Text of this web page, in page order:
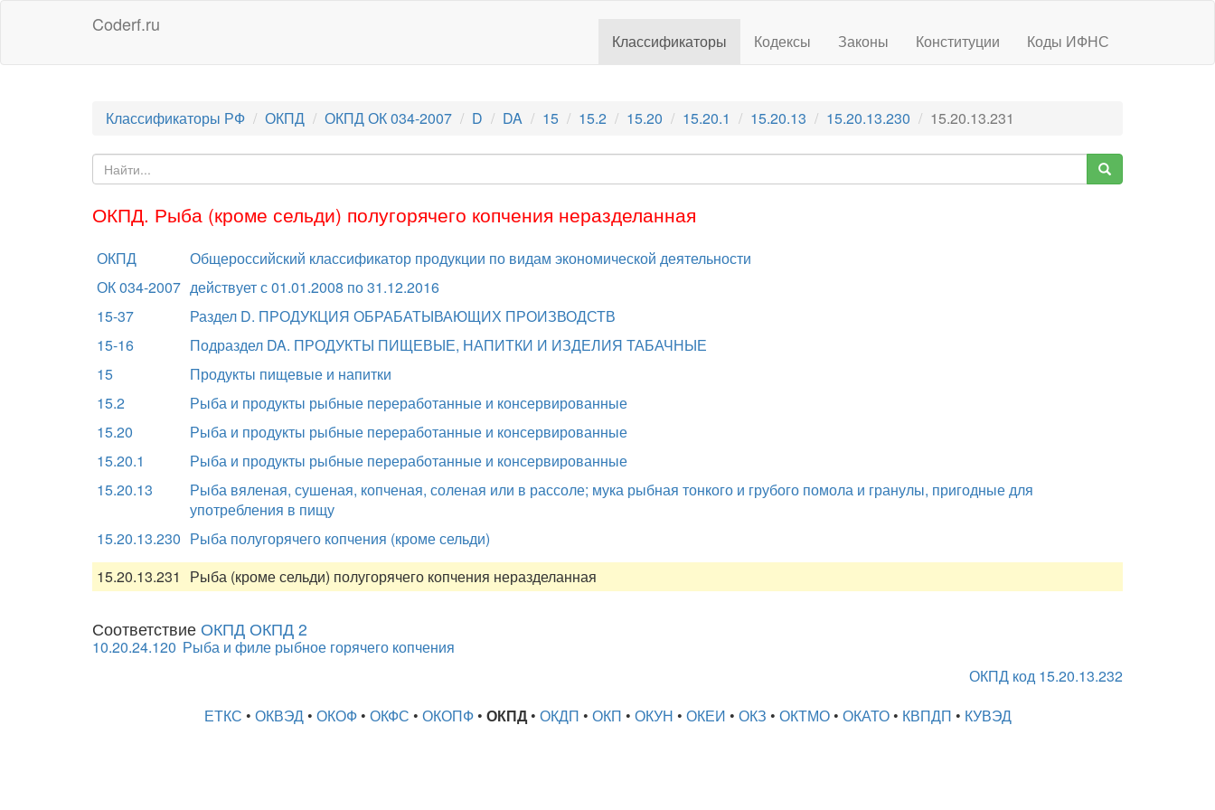
Coderf.ru
Классификаторы Кодексы Законы Конституции Коды ИФНС
Классификаторы РФ ОКПД ОКПД ОК 034-2007 D DA 15 15.2 15.20 15.20.1 15.20.13 15.20.13.230 15.20.13.231
ОКПД. Рыба (кроме сельди) полугорячего копчения неразделанная
ОКПД
Общероссийский классификатор продукции по видам экономической деятельности
ОК 034-2007 действует с 01.01.2008 по 31.12.2016
15-37
Раздел D. ПРОДУКЦИЯ ОБРАБАТЫВАЮЩИХ ПРОИЗВОДСТВ
15-16
Подраздел DA. ПРОДУКТЫ ПИЩЕВЫЕ, НАПИТКИ И ИЗДЕЛИЯ ТАБАЧНЫЕ
15
Продукты пищевые и напитки
15.2
Рыба и продукты рыбные переработанные и консервированные
15.20
Рыба и продукты рыбные переработанные и консервированные
15.20.1
Рыба и продукты рыбные переработанные и консервированные
15.20.13
Рыба вяленая, сушеная, копченая, соленая или в рассоле; мука рыбная тонкого и грубого помола и гранулы, пригодные для
употребления в пищу
15.20.13.230 Рыба полугорячего копчения (кроме сельди)
15.20.13.231
Рыба (кроме сельди) полугорячего копчения неразделанная
Соответствие ОКПД ОКПД 2
10.20.24.120 Рыба и филе рыбное горячего копчения
ОКПД код 15.20.13.232
ЕТКС • ОКВЭД• ОКОФ• ОКФС • ОКОПФ• ОКПД• ОКДП • ОКП • ОКУН • ОКЕИ • ОКЗ • ОКТМО• ОКАТО• КВПДП • КУВЭД